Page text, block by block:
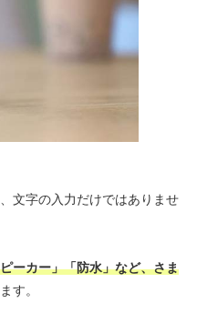
文字の入力だけではありませ
ーカー」「防水」など、さま
す。